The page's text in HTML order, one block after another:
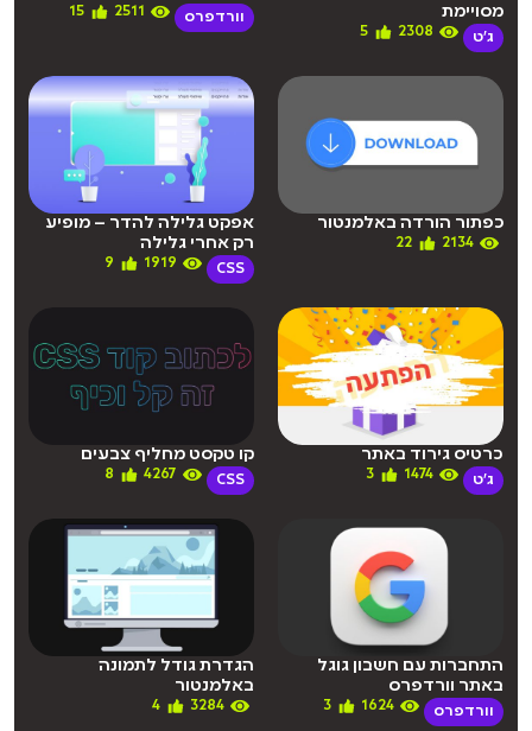
מסויימת
ג'ט 2308
5
וורדפרס 2511
15
כפתור הורדה באלמנטור
2134
22
אפקט גלילה להדר – מופיע
רק אחרי גלילה
CSS
1919
9
כרטיס גירוד באתר
ג'ט 1474
3
קו טקסט מחליף צבעים
CSS
4267
8
התחברות עם חשבון גוגל
באתר וורדפרס
וורדפרס 1624
3
הגדרת גודל לתמונה
באלמנטור
3284
4